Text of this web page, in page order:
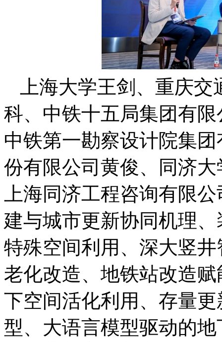
上海大学王剑、重庆
科、中铁十五局集团有
中铁第一勘察设计院集
份有限公司黄俊、同济
上海同济工程咨询有限
建与城市更新协同机理
特殊空间利用、深大竖
老化改造、地铁站改造
下空间活化利用、存量
型、大语言模型驱动的